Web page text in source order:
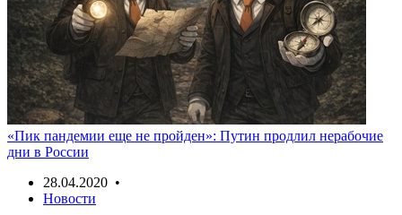
«Пик пандемии еще не пройден»: Путин продлил нерабочие
дни в России
28.04.2020 •
Новости